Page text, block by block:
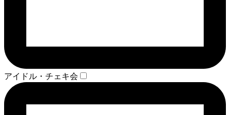
アイドル・チェキ会